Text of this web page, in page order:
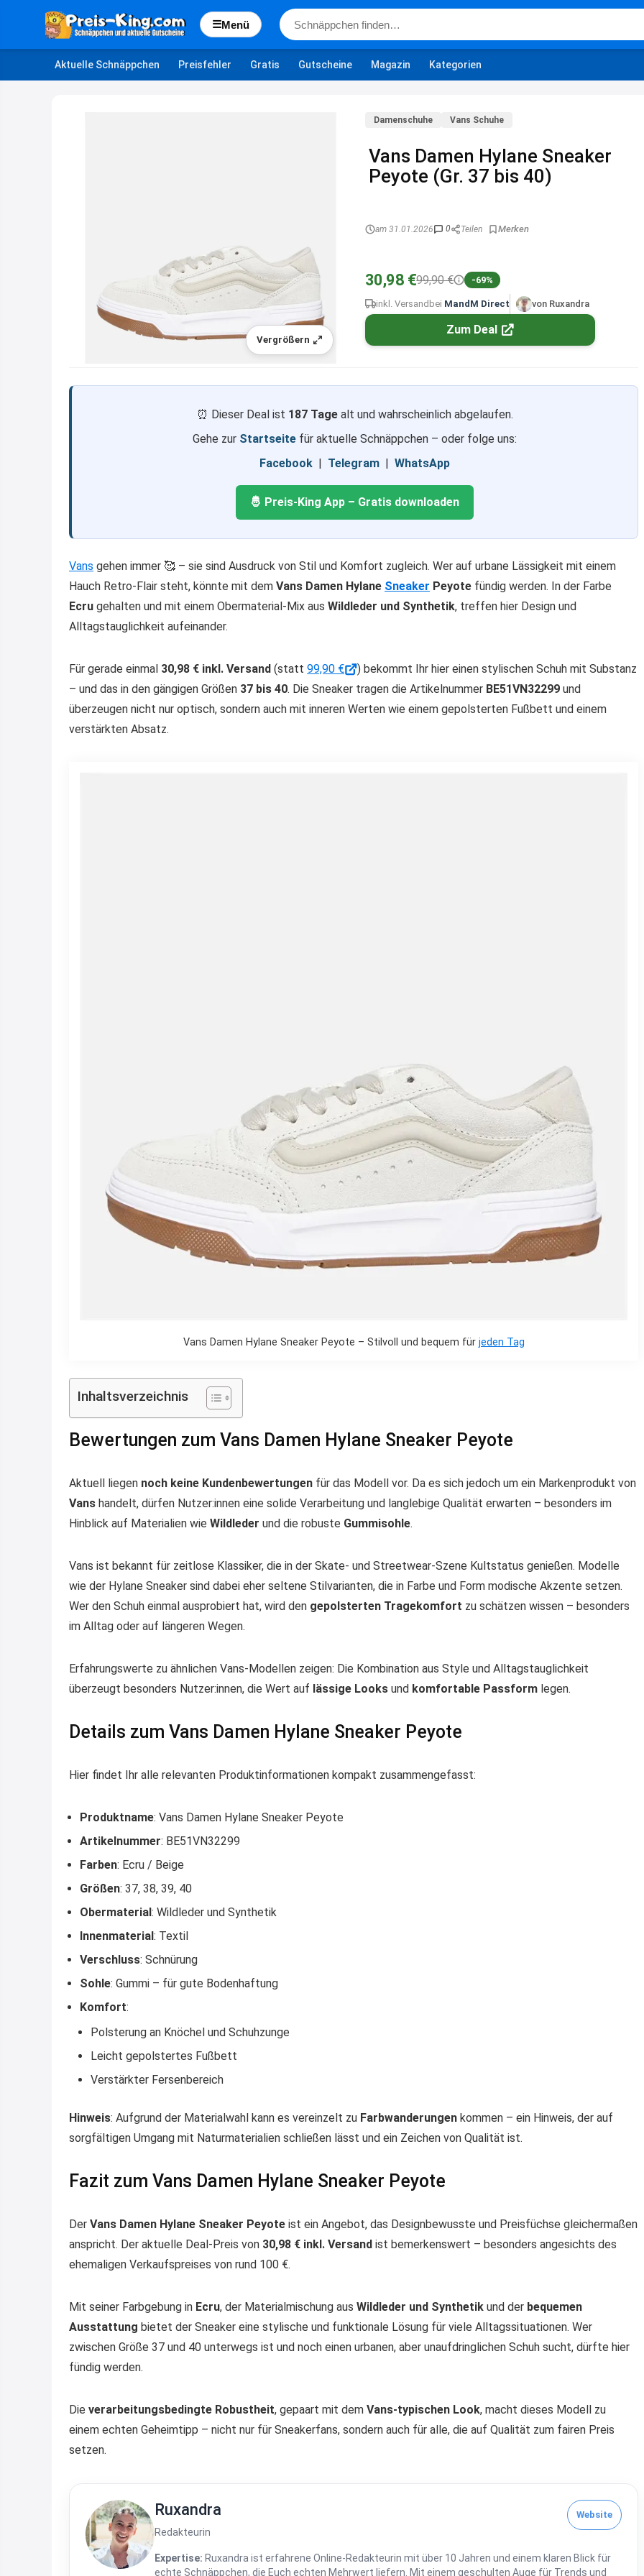
☰Menü
Aktuelle Schnäppchen Preisfehler Gratis Gutscheine Magazin Kategorien
Vergrößern
Damenschuhe Vans Schuhe
Vans Damen Hylane Sneaker
Peyote (Gr. 37 bis 40)
am 31.01.2026 0 Teilen
30,98 €99,90 € -69%
inkl. Versand bei MandM Direct von Ruxandra
Zum Deal
⏰ Dieser Deal ist 187 Tagealt und wahrscheinlich abgelaufen.
Gehe zur Startseite für aktuelle Schnäppchen – oder folge uns:
Facebook | Telegram | WhatsApp
🤴 Preis-King App – Gratis downloaden
Vans gehen immer 🥰 – sie sind Ausdruck von Stil und Komfort zugleich. Wer auf urbane Lässigkeit mit einem
Hauch Retro-Flair steht, könnte mit dem Vans Damen Hylane Sneaker Peyote fündig werden. In der Farbe
Ecru gehalten und mit einem Obermaterial-Mix aus Wildleder und Synthetik, treffen hier Design und
Alltagstauglichkeit aufeinander.
Für gerade einmal 30,98 € inkl. Versand (statt 99,90 €
) bekommt Ihr hier einen stylischen Schuh mit Substanz
– und das in den gängigen Größen 37 bis 40. Die Sneaker tragen die Artikelnummer BE51VN32299 und
überzeugen nicht nur optisch, sondern auch mit inneren Werten wie einem gepolsterten Fußbett und einem
verstärkten Absatz.
Vans Damen Hylane Sneaker Peyote – Stilvoll und bequem für jeden Tag
Inhaltsverzeichnis
Bewertungen zum Vans Damen Hylane Sneaker Peyote
Aktuell liegen noch keine Kundenbewertungen für das Modell vor. Da es sich jedoch um ein Markenprodukt von
Vans handelt, dürfen Nutzer:innen eine solide Verarbeitung und langlebige Qualität erwarten – besonders im
Hinblick auf Materialien wie Wildleder und die robuste Gummisohle.
Vans ist bekannt für zeitlose Klassiker, die in der Skate- und Streetwear-Szene Kultstatus genießen. Modelle
wie der Hylane Sneaker sind dabei eher seltene Stilvarianten, die in Farbe und Form modische Akzente setzen.
Wer den Schuh einmal ausprobiert hat, wird den gepolsterten Tragekomfort zu schätzen wissen – besonders
im Alltag oder auf längeren Wegen.
Erfahrungswerte zu ähnlichen Vans-Modellen zeigen: Die Kombination aus Style und Alltagstauglichkeit
überzeugt besonders Nutzer:innen, die Wert auf lässige Looks und komfortable Passform legen.
Details zum Vans Damen Hylane Sneaker Peyote
Hier findet Ihr alle relevanten Produktinformationen kompakt zusammengefasst:
Produktname: Vans Damen Hylane Sneaker Peyote
Artikelnummer: BE51VN32299
Farben: Ecru / Beige
Größen: 37, 38, 39, 40
Obermaterial: Wildleder und Synthetik
Innenmaterial: Textil
Verschluss: Schnürung
Sohle: Gummi – für gute Bodenhaftung
Komfort:
Polsterung an Knöchel und Schuhzunge
Leicht gepolstertes Fußbett
Verstärkter Fersenbereich
Hinweis: Aufgrund der Materialwahl kann es vereinzelt zu Farbwanderungen kommen – ein Hinweis, der auf
sorgfältigen Umgang mit Naturmaterialien schließen lässt und ein Zeichen von Qualität ist.
Fazit zum Vans Damen Hylane Sneaker Peyote
Der Vans Damen Hylane Sneaker Peyote ist ein Angebot, das Designbewusste und Preisfüchse gleichermaßen
anspricht. Der aktuelle Deal-Preis von 30,98 € inkl. Versand ist bemerkenswert – besonders angesichts des
ehemaligen Verkaufspreises von rund 100 €.
Mit seiner Farbgebung in Ecru, der Materialmischung aus Wildleder und Synthetik und der bequemen
Ausstattung bietet der Sneaker eine stylische und funktionale Lösung für viele Alltagssituationen. Wer
zwischen Größe 37 und 40 unterwegs ist und noch einen urbanen, aber unaufdringlichen Schuh sucht, dürfte hier
fündig werden.
Die verarbeitungsbedingte Robustheit, gepaart mit dem Vans-typischen Look, macht dieses Modell zu
einem echten Geheimtipp – nicht nur für Sneakerfans, sondern auch für alle, die auf Qualität zum fairen Preis
setzen.
Ruxandra
Redakteurin
Website
Expertise: Ruxandra ist erfahrene Online-Redakteurin mit über 10 Jahren und einem klaren Blick für
echte Schnäppchen, die Euch echten Mehrwert liefern. Mit einem geschulten Auge für Trends und